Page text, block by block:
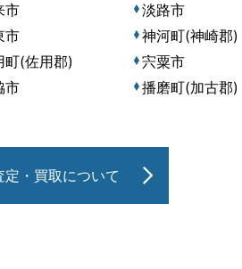
市 淡路市
市 神河町(神崎郡)
町(佐用郡) 宍粟市
市 播磨町(加古郡)
定・買取について